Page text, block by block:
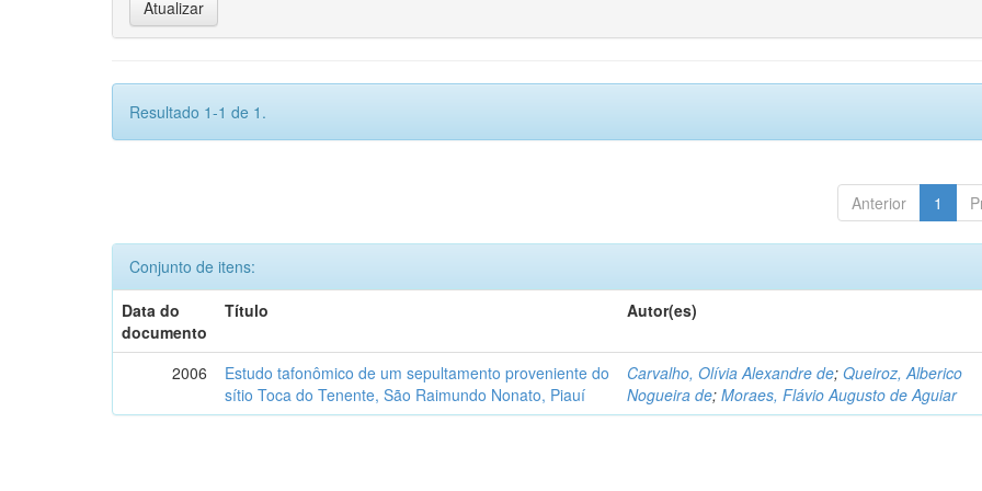
Resultado 1-1 de 1.
Anterior 1
Conjunto de itens:
Data do
documento
Título Autor(es)
2006
Estudo tafonômico de um sepultamento proveniente do
sítio Toca do Tenente, São Raimundo Nonato, Piauí
Carvalho, Olívia Alexandre de;Queiroz, Alberico
Nogueira de;Moraes, Flávio Augusto de Aguiar